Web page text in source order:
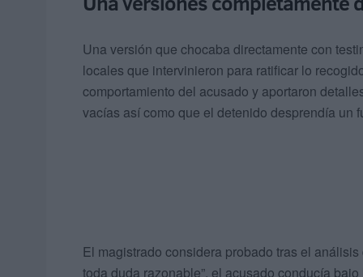
Una versión que chocaba directamente con
locales que intervinieron para ratificar lo
comportamiento del acusado y aportaron
vacías así como que el detenido desprendía un
El magistrado considera probado tras el
toda duda razonable”, el acusado conducía